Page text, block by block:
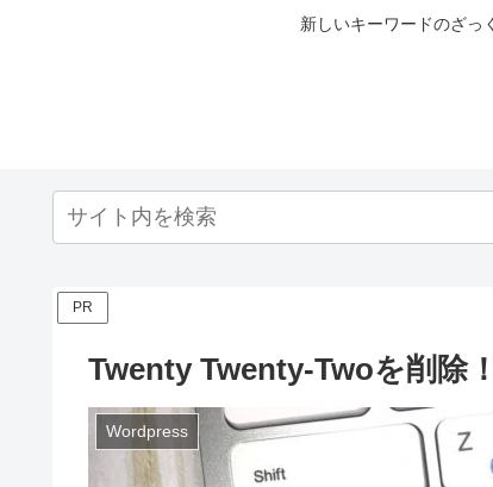
新しいキーワードのざっ
PR
Twenty Twenty-Twoを削除
Wordpress